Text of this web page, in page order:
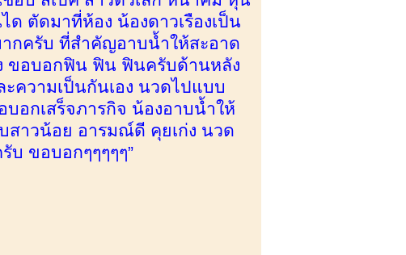
ตัดมาที่ห้อง น้องดาวเรืองเป็น
กครับ ที่สำคัญอาบน้ำให้สะอาด
ขอบอกฟิน ฟิน ฟินครับด้านหลัง
ความเป็นกันเอง นวดไปแบบ
อกเสร็จภารกิจ น้องอาบน้ำให้
สาวน้อย อารมณ์ดี คุยเก่ง นวด
บ ขอบอกๆๆๆๆๆ”